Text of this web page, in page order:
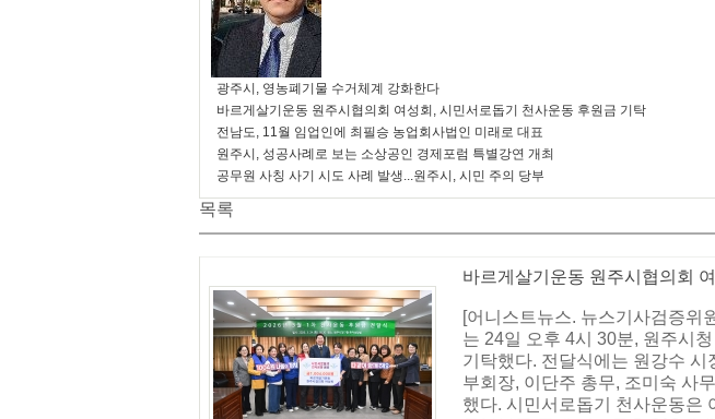
광주시, 영농폐기물 수거체계 강화한다
바르게살기운동 원주시협의회 여성회, 시민서로돕기 천사운동 후원금 기탁
전남도, 11월 임업인에 최필승 농업회사법인 미래로 대표
원주시, 성공사례로 보는 소상공인 경제포럼 특별강연 개최
공무원 사칭 사기 시도 사례 발생...원주시, 시민 주의 당부
목록
바르게살기운동 원주시협의회
[어니스트뉴스. 뉴스기사검증위
는 24일 오후 4시 30분, 원주시
기탁했다. 전달식에는 원강수
부회장, 이단주 총무, 조미숙 사
했다. 시민서로돕기 천사운동은